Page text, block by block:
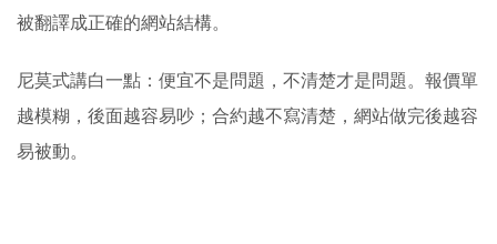
被翻譯成正確的網站結構。
尼莫式講白一點：便宜不是問題，不清楚才是問題。報價單
越模糊，後面越容易吵；合約越不寫清楚，網站做完後越容
易被動。